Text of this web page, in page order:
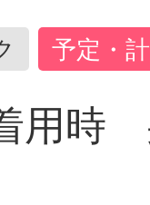
予定・
時